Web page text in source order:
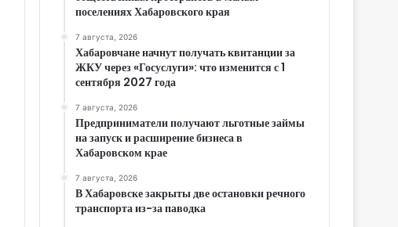
поселениях Хабаровского края
7 августа, 2026
Хабаровчане начнут получать квитанции за
ЖКУ через «Госуслуги»: что изменится с 1
сентября 2027 года
7 августа, 2026
Предприниматели получают льготные займы
на запуск и расширение бизнеса в
Хабаровском крае
7 августа, 2026
В Хабаровске закрыты две остановки речного
транспорта из-за паводка